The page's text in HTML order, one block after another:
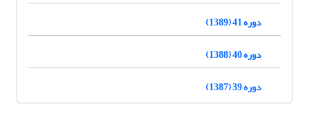
دوره 41 (1389)
دوره 40 (1388)
دوره 39 (1387)